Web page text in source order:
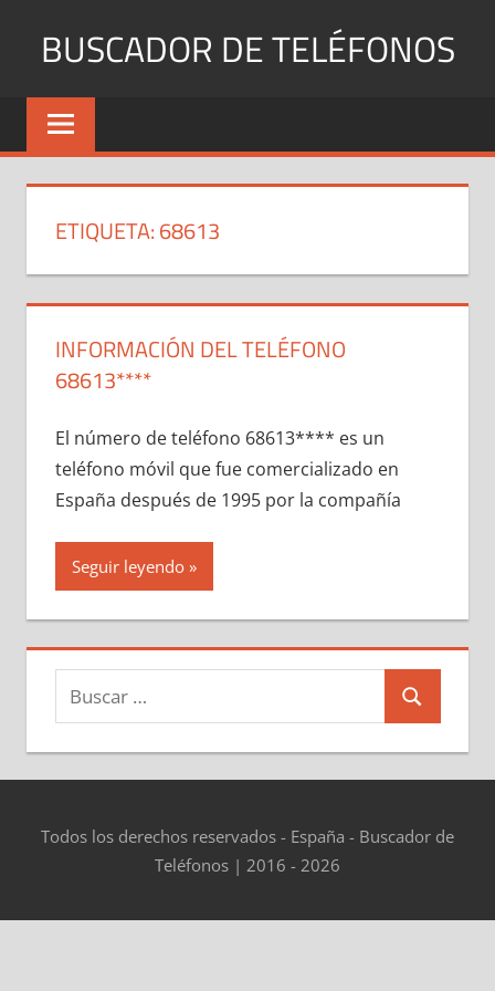
BUSCADOR DE TELÉFONOS
Identifica
Números
y
ETIQUETA:68613
INFORMACIÓN DEL TELÉFONO
68613****
El número dе teléfono 68613**** es un
teléfono móvil quе fue comercializado en
España después dе 1995 pοr la compañía
Seguir leyendo
Buscar:
Buscar
Todos los derechos reservados - España - Buscador de
Teléfonos | 2016 - 2026